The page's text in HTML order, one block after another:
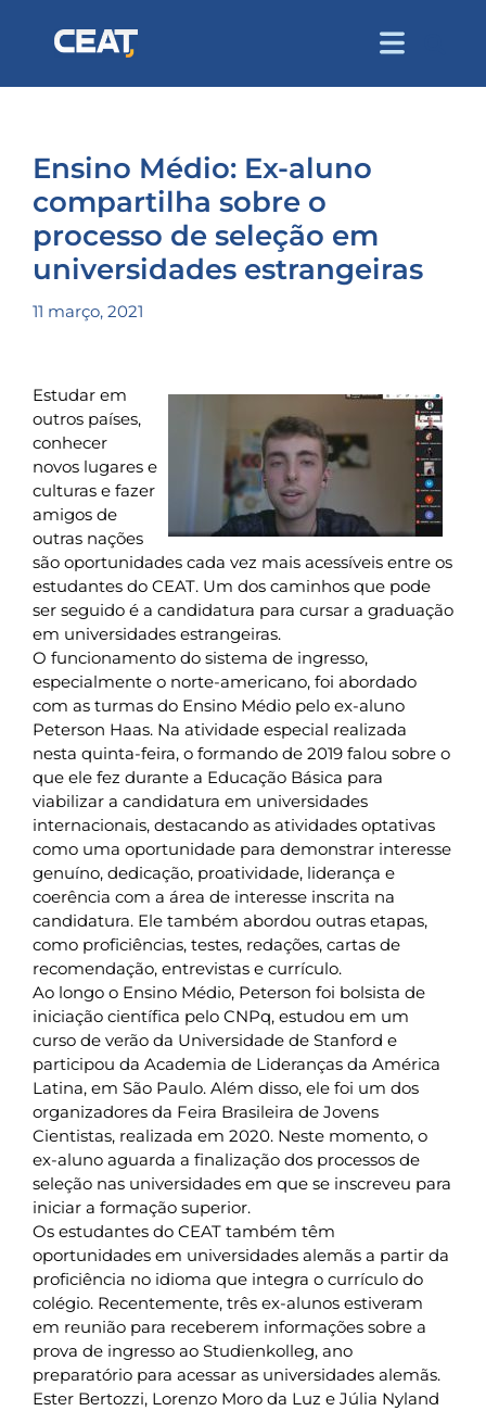
Ensino Médio: Ex-aluno
compartilha sobre o
processo de seleção em
universidades estrangeiras
11 março, 2021
Estudar em
outros países,
conhecer
novos lugares e
culturas e fazer
amigos de
outras nações
são oportunidades cada vez mais acessíveis entre os
estudantes do CEAT. Um dos caminhos que pode
ser seguido é a candidatura para cursar a graduação
em universidades estrangeiras.
O funcionamento do sistema de ingresso,
especialmente o norte-americano, foi abordado
com as turmas do Ensino Médio pelo ex-aluno
Peterson Haas. Na atividade especial realizada
nesta quinta-feira, o formando de 2019 falou sobre o
que ele fez durante a Educação Básica para
viabilizar a candidatura em universidades
internacionais, destacando as atividades optativas
como uma oportunidade para demonstrar interesse
genuíno, dedicação, proatividade, liderança e
coerência com a área de interesse inscrita na
candidatura. Ele também abordou outras etapas,
como proficiências, testes, redações, cartas de
recomendação, entrevistas e currículo.
Ao longo o Ensino Médio, Peterson foi bolsista de
iniciação científica pelo CNPq, estudou em um
curso de verão da Universidade de Stanford e
participou da Academia de Lideranças da América
Latina, em São Paulo. Além disso, ele foi um dos
organizadores da Feira Brasileira de Jovens
Cientistas, realizada em 2020. Neste momento, o
ex-aluno aguarda a finalização dos processos de
seleção nas universidades em que se inscreveu para
iniciar a formação superior.
Os estudantes do CEAT também têm
oportunidades em universidades alemãs a partir da
proficiência no idioma que integra o currículo do
colégio. Recentemente, três ex-alunos estiveram
em reunião para receberem informações sobre a
prova de ingresso ao Studienkolleg, ano
preparatório para acessar as universidades alemãs.
Ester Bertozzi, Lorenzo Moro da Luz e Júlia Nyland